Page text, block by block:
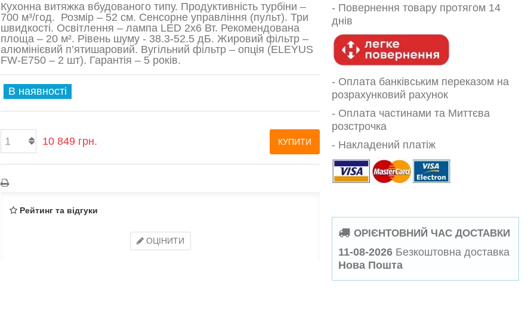
Кухонна витяжка вбудованого типу. Продуктивність турбіни –
700 м³/год. Розмір – 52 см. Сенсорне управління (пульт). Три
швидкості. Освітлення – лампа LED 2x6 Вт. Рекомендована
площа – 20 м². Рівень шуму - 38.3-52.5 дБ. Жировий фільтр –
алюмінієвий п’ятишаровий. Вугільний фільтр – опція (ELEYUS
FW-Е750 – 2 шт). Гарантія – 5 років.
В наявності
10 849 грн. КУПИТИ
Рейтинг та відгуки
ОЦІНИТИ
- Повернення товару протягом 14
днів
- Оплата банківським переказом на
розрахунковий рахунок
- Оплата частинами та Миттєва
розстрочка
- Накладений платіж
ОРІЄНТОВНИЙ ЧАС ДОСТАВКИ
11-08-2026 Безкоштовна доставка
Нова Пошта